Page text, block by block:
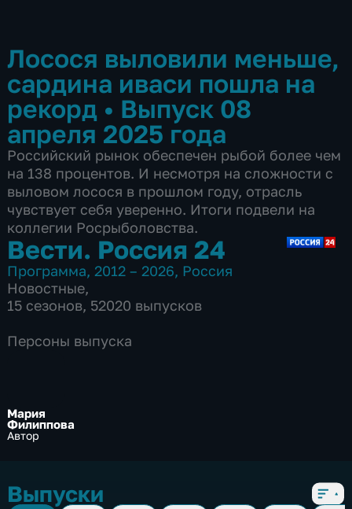
Лосося выловили меньше,
сардина иваси пошла на
рекорд • Выпуск 08
апреля 2025 года
Российский рынок обеспечен рыбой более чем
на 138 процентов. И несмотря на сложности с
выловом лосося в прошлом году, отрасль
чувствует себя уверенно. Итоги подвели на
коллегии Росрыболовства.
Вести. Россия 24
Программа, 2012 – 2026, Россия
Новостные,
15 сезонов, 52020 выпусков
Персоны выпуска
Мария
Филиппова
Автор
Выпуски